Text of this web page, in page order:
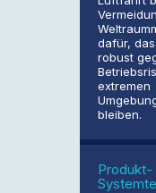
dafür,
robust
extremen
bleiben.
Produkt-